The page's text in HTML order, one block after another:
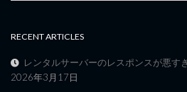
RECENT ARTICLES
レンタルサーバーのレスポンスが悪す
2026年3月17日